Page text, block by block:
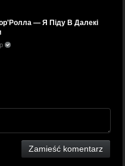
— Я Піду В Далекі
Zamieść komentarz